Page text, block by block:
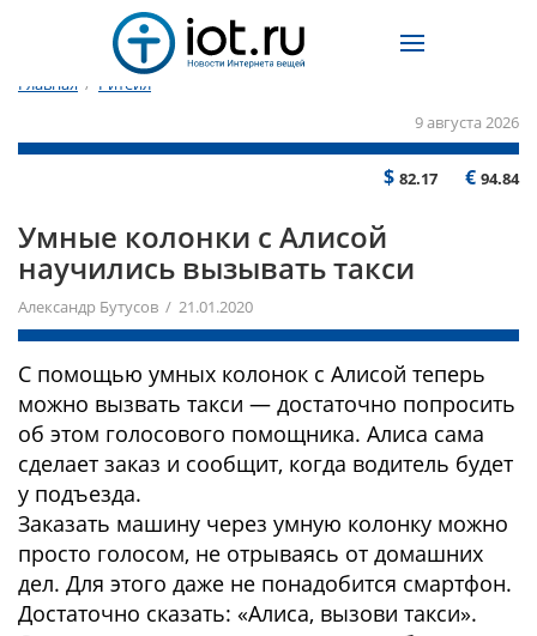
Главная / Ритейл
9 августа 2026
$ 82.17 € 94.84
Умные колонки с Алисой
научились вызывать такси
Александр Бутусов / 21.01.2020
С помощью умных колонок с Алисой теперь
можно вызвать такси — достаточно попросить
об этом голосового помощника. Алиса сама
сделает заказ и сообщит, когда водитель будет
у подъезда.
Заказать машину через умную колонку можно
просто голосом, не отрываясь от домашних
дел. Для этого даже не понадобится смартфон.
Достаточно сказать: «Алиса, вызови такси».